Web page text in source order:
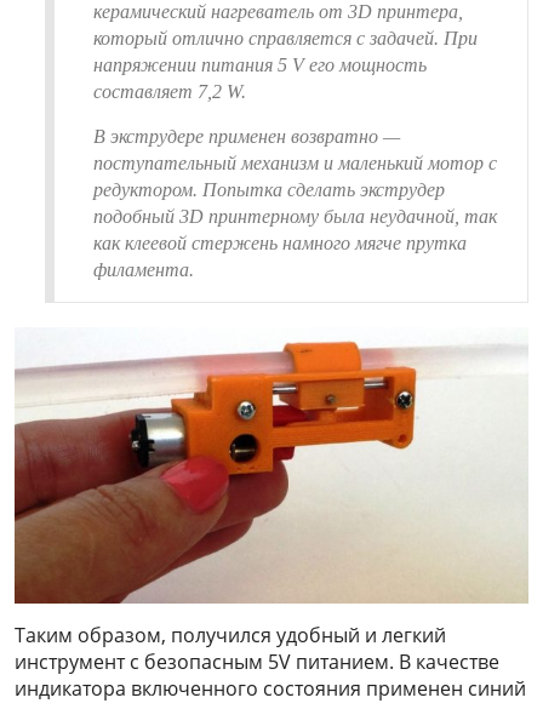
керамический нагреватель от 3D принтера,
который отлично справляется с задачей. При
напряжении питания 5 V его мощность
составляет 7,2 W.
В экструдере применен возвратно —
поступательный механизм и маленький мотор с
редуктором. Попытка сделать экструдер
подобный 3D принтерному была неудачной, так
как клеевой стержень намного мягче прутка
филамента.
Таким образом, получился удобный и легкий
инструмент с безопасным 5V питанием. В качестве
индикатора включенного состояния применен синий